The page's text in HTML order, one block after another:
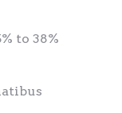
to 38%